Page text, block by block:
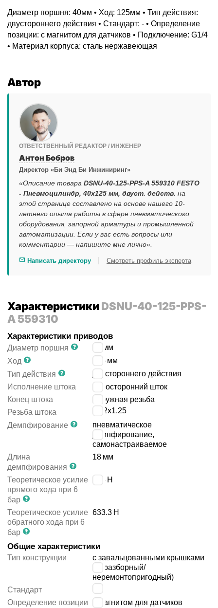
Диаметр поршня: 40мм • Ход: 125мм • Тип действия:
двустороннего действия • Стандарт: - • Определение
позиции: с магнитом для датчиков • Подключение: G1/4
• Материал корпуса: сталь нержавеющая
Автор
ОТВЕТСТВЕННЫЙ РЕДАКТОР / ИНЖЕНЕР
Антон Бобров
Директор «Би Энд Би Инжиниринг»
«Описание товара DSNU-40-125-PPS-A 559310 FESTO
- Пневмоцилиндр, 40x125 мм, двуст. действ. на
этой странице составлено на основе нашего 10-
летнего опыта работы в сфере пневматического
оборудования, запорной арматуры и промышленной
автоматизации. Если у вас есть вопросы или
комментарии — напишите мне лично».
Написать директору Смотреть профиль эксперта
ХарактеристикиDSNU-40-125-PPS-
A 559310
Характеристики приводов
Диаметр поршня
мм
Ход
125 мм
Тип действия
двустороннего действия
Исполнение штока
односторонний шток
Конец штока
наружная резьба
Резьба штока
M12x1.25
Демпфирование
пневматическое
демпфирование,
самонастраиваемое
Длина
демпфирования
18 мм
Теоретическое усилие
прямого хода при 6
бар
753 Н
Теоретическое усилие
обратного хода при 6
бар
633.3 Н
Общие характеристики
Тип конструкции
с завальцованными крышками
(неразборный/
неремонтопригодный)
Стандарт
Определение позиции
с магнитом для датчиков